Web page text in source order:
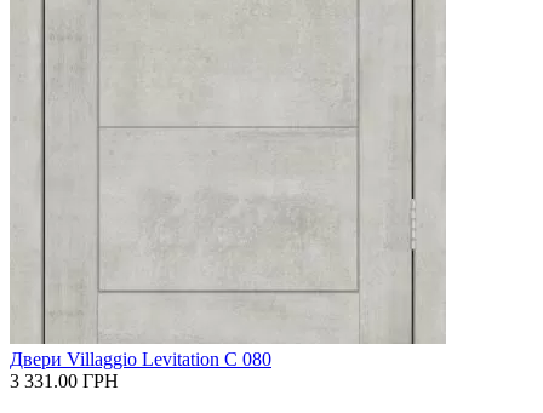
Двери Villaggio Levitation С 080
3 331.00 ГРН